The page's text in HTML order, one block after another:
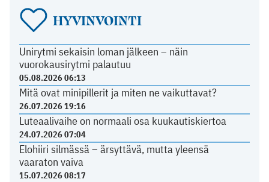
HYVINVOINTI
Unirytmi sekaisin loman jälkeen – näin
vuorokausirytmi palautuu
05.08.2026 06:13
Mitä ovat minipillerit ja miten ne vaikuttavat?
26.07.2026 19:16
Luteaalivaihe on normaali osa kuukautiskiertoa
24.07.2026 07:04
Elohiiri silmässä – ärsyttävä, mutta yleensä
vaaraton vaiva
15.07.2026 08:17